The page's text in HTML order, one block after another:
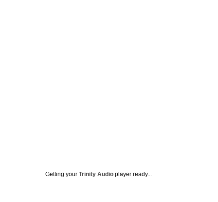
Getting your Trinity Audio player ready...